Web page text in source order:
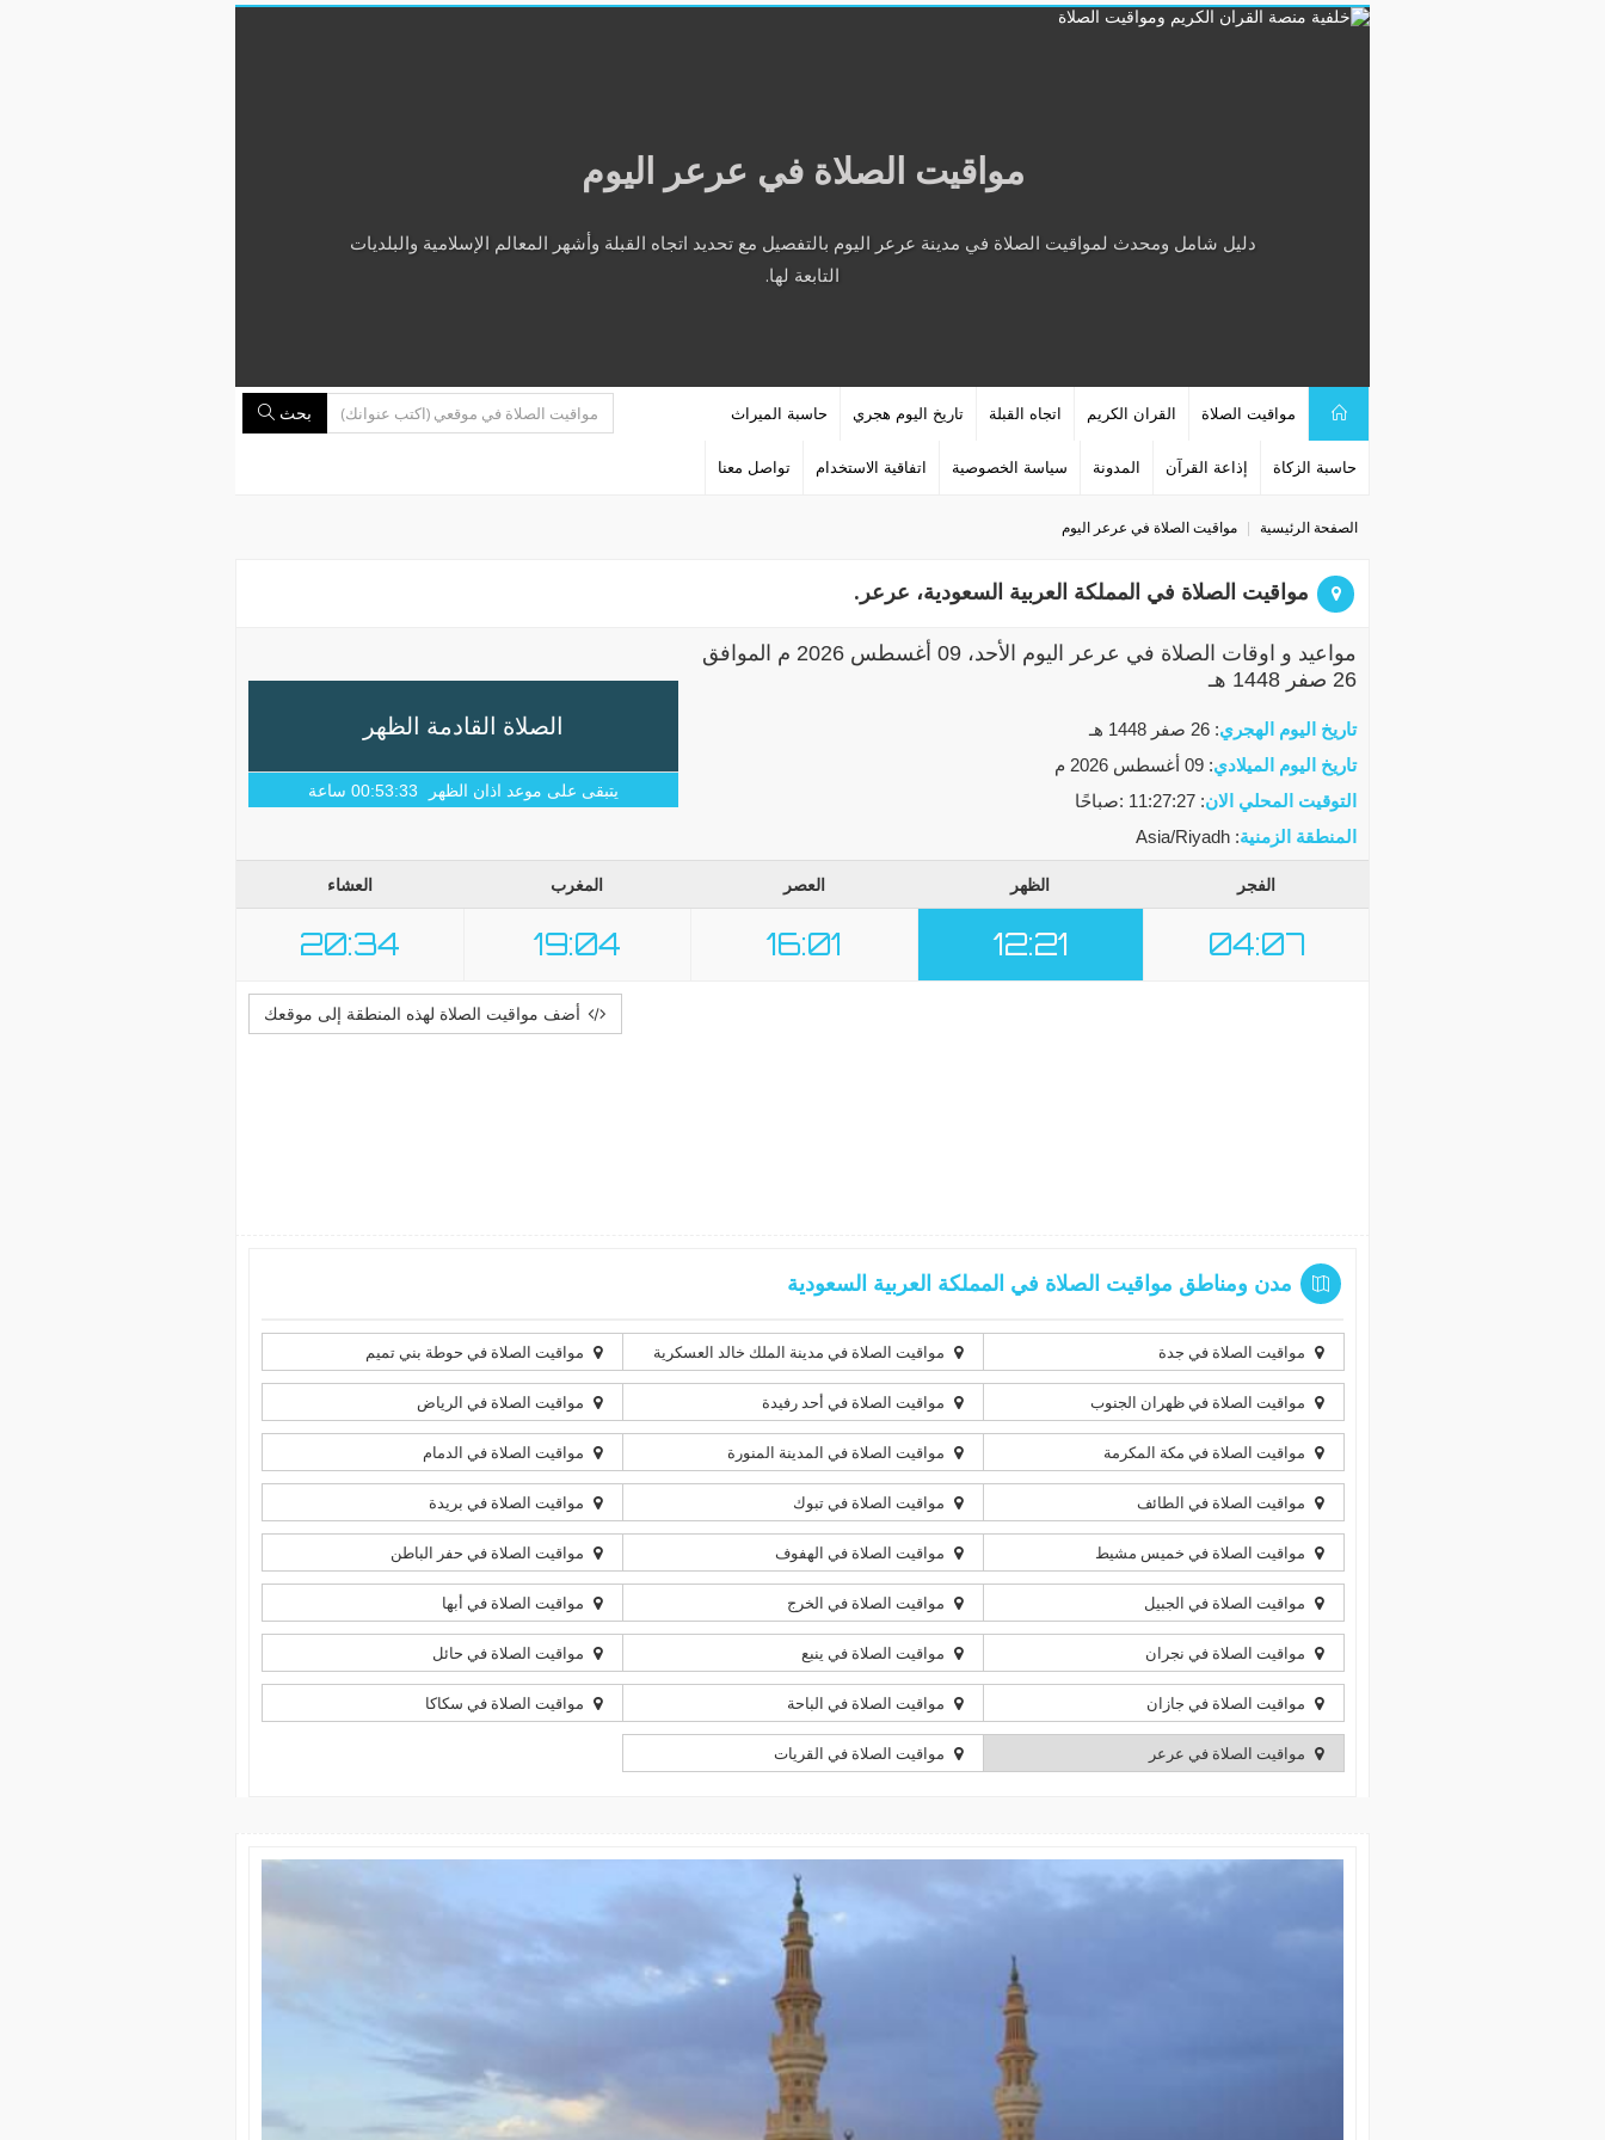
مواقيت الصلاة في عرعر اليوم
دليل شامل ومحدث لمواقيت الصلاة في مدينة عرعر اليوم بالتفصيل مع تحديد اتجاه القبلة وأشهر المعالم الإسلامية والبلديات
التابعة لها.
مواقيت الصلاة القران الكريم اتجاه القبلة تاريخ اليوم هجري حاسبة الميراث
حاسبة الزكاة إذاعة القرآن المدونة سياسة الخصوصية اتفاقية الاستخدام تواصل معنا
بحث
الصفحة الرئيسية مواقيت الصلاة في عرعر اليوم
مواقيت الصلاة في المملكة العربية السعودية، عرعر.
مواعيد و اوقات الصلاة في عرعر اليوم
الأحد، 09 أغسطس 2026 م الموافق
26 صفر 1448 هـ
تاريخ اليوم الهجري: 26 صفر 1448 هـ
تاريخ اليوم الميلادي: 09 أغسطس 2026 م
التوقيت المحلي الان: 11:27:28 :صباحًا
المنطقة الزمنية: Asia/Riyadh
الصلاة القادمة الظهر
يتبقى على موعد اذان الظهر 00:53:32 ساعة
الفجر الظهر العصر المغرب العشاء
04:07
12:21
16:01
19:04
20:34
أضف مواقيت الصلاة لهذه المنطقة إلى موقعك
مدن ومناطق مواقيت الصلاة في المملكة العربية السعودية
مواقيت الصلاة في جدة مواقيت الصلاة في مدينة الملك خالد العسكرية مواقيت الصلاة في حوطة بني تميم
مواقيت الصلاة في ظهران الجنوب مواقيت الصلاة في أحد رفيدة مواقيت الصلاة في الرياض
مواقيت الصلاة في مكة المكرمة مواقيت الصلاة في المدينة المنورة مواقيت الصلاة في الدمام
مواقيت الصلاة في الطائف مواقيت الصلاة في تبوك مواقيت الصلاة في بريدة
مواقيت الصلاة في خميس مشيط مواقيت الصلاة في الهفوف مواقيت الصلاة في حفر الباطن
مواقيت الصلاة في الجبيل مواقيت الصلاة في الخرج مواقيت الصلاة في أبها
مواقيت الصلاة في نجران مواقيت الصلاة في ينبع مواقيت الصلاة في حائل
مواقيت الصلاة في جازان مواقيت الصلاة في الباحة مواقيت الصلاة في سكاكا
مواقيت الصلاة في عرعر مواقيت الصلاة في القريات